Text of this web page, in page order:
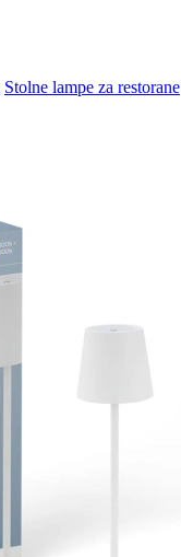
Stolne lampe za restorane